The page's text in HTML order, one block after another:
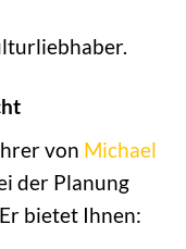
von Michael
der Planung
bietet Ihnen: